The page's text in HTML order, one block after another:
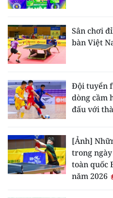
Sân chơi
bàn Việt
Đội tuyển
dòng cầm
đấu với
[Ảnh]
trong
toàn quốc
năm 2026